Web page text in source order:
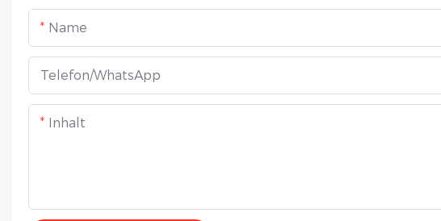
Name
Telefon/WhatsApp
Inhalt